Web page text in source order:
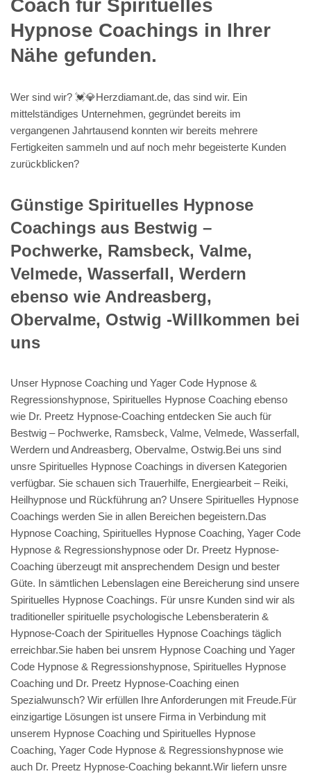
Coach für Spirituelles
Hypnose Coachings in Ihrer
Nähe gefunden.
Wer sind wir? 💓️💎Herzdiamant.de, das sind wir. Ein
mittelständiges Unternehmen, gegründet bereits im
vergangenen Jahrtausend konnten wir bereits mehrere
Fertigkeiten sammeln und auf noch mehr begeisterte Kunden
zurückblicken?
Günstige Spirituelles Hypnose
Coachings aus Bestwig –
Pochwerke, Ramsbeck, Valme,
Velmede, Wasserfall, Werdern
ebenso wie Andreasberg,
Obervalme, Ostwig -Willkommen bei
uns
Unser Hypnose Coaching und Yager Code Hypnose &
Regressionshypnose, Spirituelles Hypnose Coaching ebenso
wie Dr. Preetz Hypnose-Coaching entdecken Sie auch für
Bestwig – Pochwerke, Ramsbeck, Valme, Velmede, Wasserfall,
Werdern und Andreasberg, Obervalme, Ostwig.Bei uns sind
unsre Spirituelles Hypnose Coachings in diversen Kategorien
verfügbar. Sie schauen sich Trauerhilfe, Energiearbeit – Reiki,
Heilhypnose und Rückführung an? Unsere Spirituelles Hypnose
Coachings werden Sie in allen Bereichen begeistern.Das
Hypnose Coaching, Spirituelles Hypnose Coaching, Yager Code
Hypnose & Regressionshypnose oder Dr. Preetz Hypnose-
Coaching überzeugt mit ansprechendem Design und bester
Güte. In sämtlichen Lebenslagen eine Bereicherung sind unsere
Spirituelles Hypnose Coachings. Für unsre Kunden sind wir als
traditioneller spirituelle psychologische Lebensberaterin &
Hypnose-Coach der Spirituelles Hypnose Coachings täglich
erreichbar.Sie haben bei unsrem Hypnose Coaching und Yager
Code Hypnose & Regressionshypnose, Spirituelles Hypnose
Coaching und Dr. Preetz Hypnose-Coaching einen
Spezialwunsch? Wir erfüllen Ihre Anforderungen mit Freude.Für
einzigartige Lösungen ist unsere Firma in Verbindung mit
unserem Hypnose Coaching und Spirituelles Hypnose
Coaching, Yager Code Hypnose & Regressionshypnose wie
auch Dr. Preetz Hypnose-Coaching bekannt.Wir liefern unsre